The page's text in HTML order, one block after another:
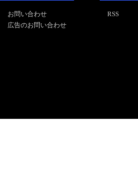
お問い合わせ
広告のお問い合わせ
RSS